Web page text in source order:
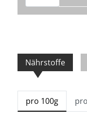
Nährstoffe
pro 100g